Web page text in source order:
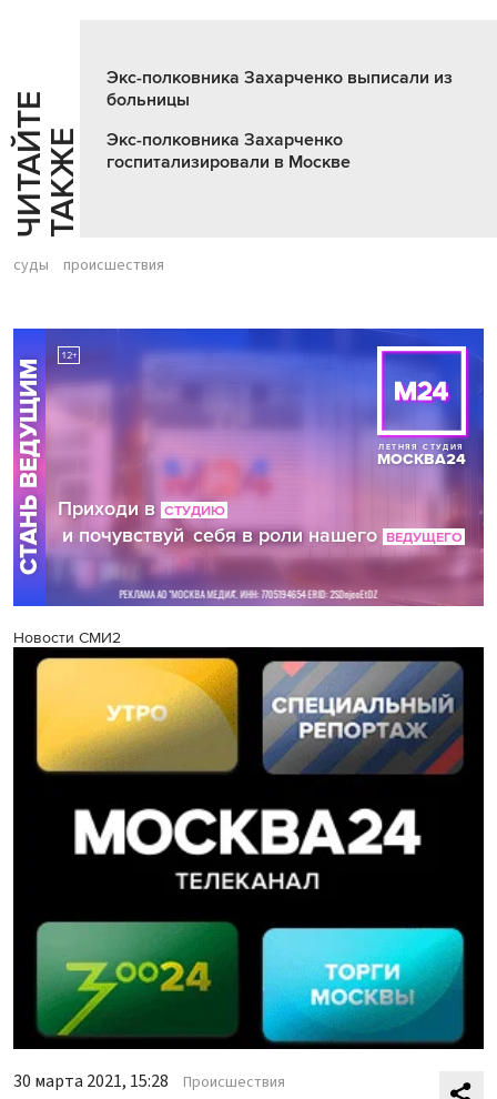
Ч
И
Т
АЙ
Т
Е
Т
А
К
ЖЕ
Экс-полковника Захарченко выписали из
больницы
Экс-полковника Захарченко
госпитализировали в Москве
суды происшествия
Новости СМИ2
30 марта 2021, 15:28 Происшествия